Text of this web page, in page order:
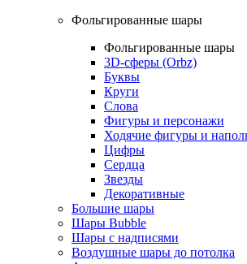
Фольгированные шары
Фольгированные шары
3D-сферы (Orbz)
Буквы
Круги
Слова
Фигуры и персонажи
Ходячие фигуры и
Цифры
Сердца
Звезды
Декоративные
Большие шары
Шары Bubble
Шары с надписями
Воздушные шары до потолка